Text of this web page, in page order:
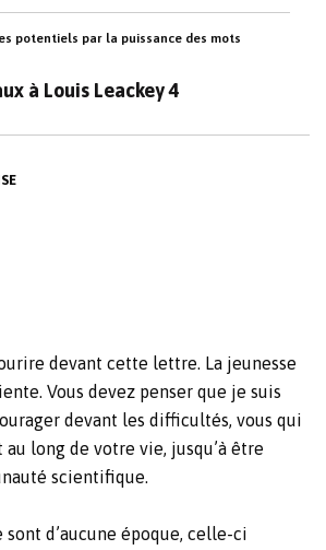
potentiels par la puissance des mots
à Louis Leackey 4
devant cette lettre. La jeunesse
Vous devez penser que je suis
devant les difficultés, vous qui
long de votre vie, jusqu’à être
scientifique.
d’aucune époque, celle-ci